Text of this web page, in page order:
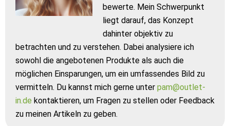
bewerte. Mein Schwerpunkt
liegt darauf, das Konzept
dahinter objektiv zu
betrachten und zu verstehen. Dabei analysiere ich
sowohl die angebotenen Produkte als auch die
möglichen Einsparungen, um ein umfassendes Bild zu
vermitteln. Du kannst mich gerne unter pam@outlet-
in.de kontaktieren, um Fragen zu stellen oder Feedback
zu meinen Artikeln zu geben.